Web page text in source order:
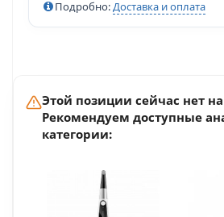
Подробно:Доставка и оплата
Этой позиции сейчас нет
Рекомендуем доступные
категории: